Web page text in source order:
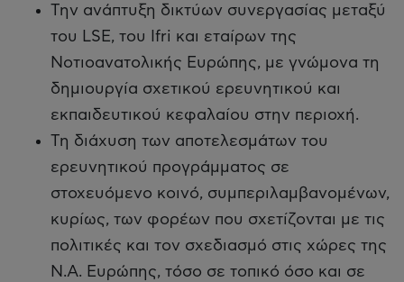
Την ανάπτυξη δικτύων συνεργασίας μεταξύ
του LSE, του Ifri και εταίρων της
Νοτιοανατολικής Ευρώπης, με γνώμονα τη
δημιουργία σχετικού ερευνητικού και
εκπαιδευτικού κεφαλαίου στην περιοχή.
Τη διάχυση των αποτελεσμάτων του
ερευνητικού προγράμματος σε
στοχευόμενο κοινό, συμπεριλαμβανομένων,
κυρίως, των φορέων που σχετίζονται με τις
πολιτικές και τον σχεδιασμό στις χώρες της
Ν.Α. Ευρώπης, τόσο σε τοπικό όσο και σε